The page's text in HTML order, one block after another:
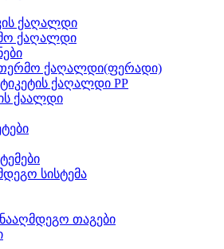
ქაღალდი
ქაღალდი
ქაღალდი(ფერადი)
ქაღალდი PP
ქაალდი
სისტემა
თაგები